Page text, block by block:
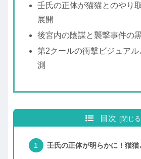
壬氏の正体が猫猫とのやり
展開
後宮内の陰謀と襲撃事件の
第2クールの衝撃ビジュア
測
目次
壬氏の正体が明らかに！猫猫